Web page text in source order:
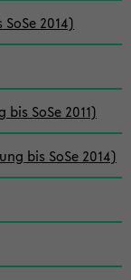
2014)
SoSe 2011)
bis SoSe 2014)